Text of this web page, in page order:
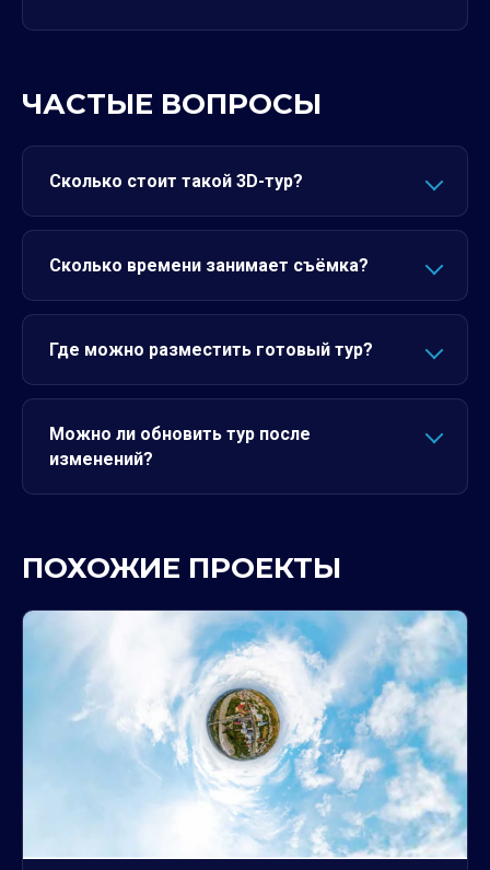
ЧАСТЫЕ ВОПРОСЫ
Сколько стоит такой 3D-тур?
Сколько времени занимает съёмка?
Где можно разместить готовый тур?
Можно ли обновить тур после
изменений?
ПОХОЖИЕ ПРОЕКТЫ